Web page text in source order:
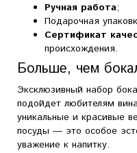
Ручная работа;
Подарочная
Сертификат
происхождения.
Больше, чем
Эксклюзивный набор
подойдет любителям
уникальные и красивые
посуды — это особое
уважение к напитку.